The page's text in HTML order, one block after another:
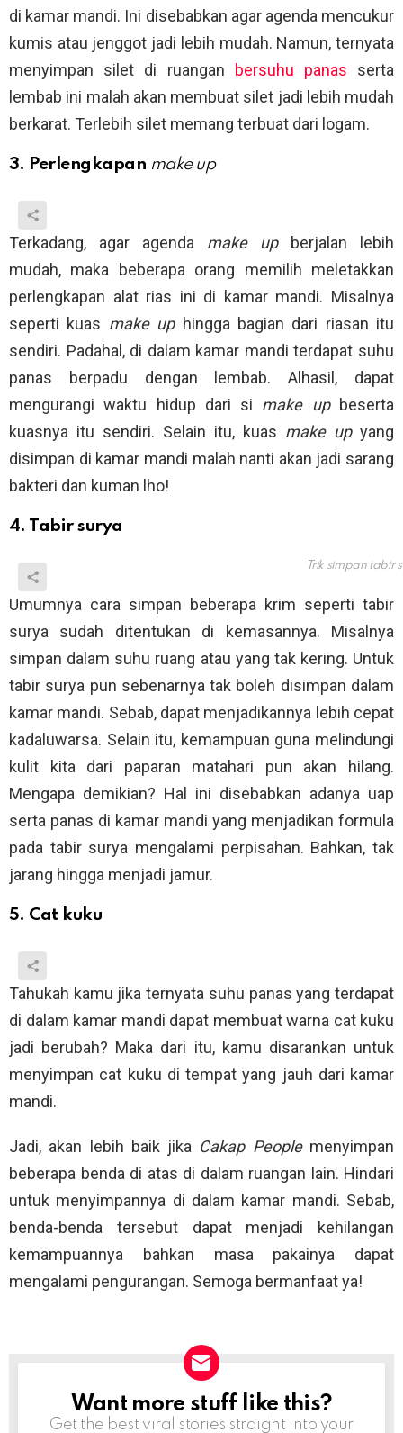
di kamar mandi. Ini disebabkan agar agenda mencukur
kumis atau jenggot jadi lebih mudah. Namun, ternyata
menyimpan silet di ruangan
bersuhu panas serta
lembab ini malah akan membuat silet jadi lebih mudah
berkarat. Terlebih silet memang terbuat dari logam.
3. Perlengkapan make up
Terkadang, agar agenda make up berjalan lebih
mudah, maka beberapa orang memilih meletakkan
perlengkapan alat rias ini di kamar mandi. Misalnya
seperti kuas make up hingga bagian dari riasan itu
sendiri. Padahal, di dalam kamar mandi terdapat suhu
panas berpadu dengan lembab. Alhasil, dapat
mengurangi waktu hidup dari si make up beserta
kuasnya itu sendiri. Selain itu, kuas make up yang
disimpan di kamar mandi malah nanti akan jadi sarang
bakteri dan kuman lho!
4. Tabir surya
Trik simpan tabir
Umumnya cara simpan beberapa krim seperti tabir
surya sudah ditentukan di kemasannya. Misalnya
simpan dalam suhu ruang atau yang tak kering. Untuk
tabir surya pun sebenarnya tak boleh disimpan dalam
kamar mandi. Sebab, dapat menjadikannya lebih cepat
kadaluwarsa. Selain itu, kemampuan guna melindungi
kulit kita dari paparan matahari pun akan hilang.
Mengapa demikian? Hal ini disebabkan adanya uap
serta panas di kamar mandi yang menjadikan formula
pada tabir surya mengalami perpisahan. Bahkan, tak
jarang hingga menjadi jamur.
5. Cat kuku
Tahukah kamu jika ternyata suhu panas yang terdapat
di dalam kamar mandi dapat membuat warna cat kuku
jadi berubah? Maka dari itu, kamu disarankan untuk
menyimpan cat kuku di tempat yang jauh dari kamar
mandi.
Jadi, akan lebih baik jika Cakap People menyimpan
beberapa benda di atas di dalam ruangan lain. Hindari
untuk menyimpannya di dalam kamar mandi. Sebab,
benda-benda tersebut dapat menjadi kehilangan
kemampuannya bahkan masa pakainya dapat
mengalami pengurangan. Semoga bermanfaat ya!
NEWSLETTER
Want more stuff like this?
Get the best viral stories straight into your